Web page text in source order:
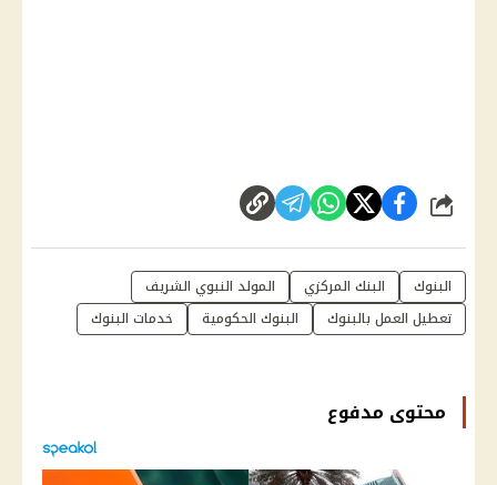
شارك
البنوك البنك المركزي
المولد النبوي الشريف
تعطيل العمل بالبنوك
البنوك الحكومية خدمات البنوك
محتوى مدفوع